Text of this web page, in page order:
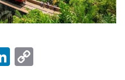
Li